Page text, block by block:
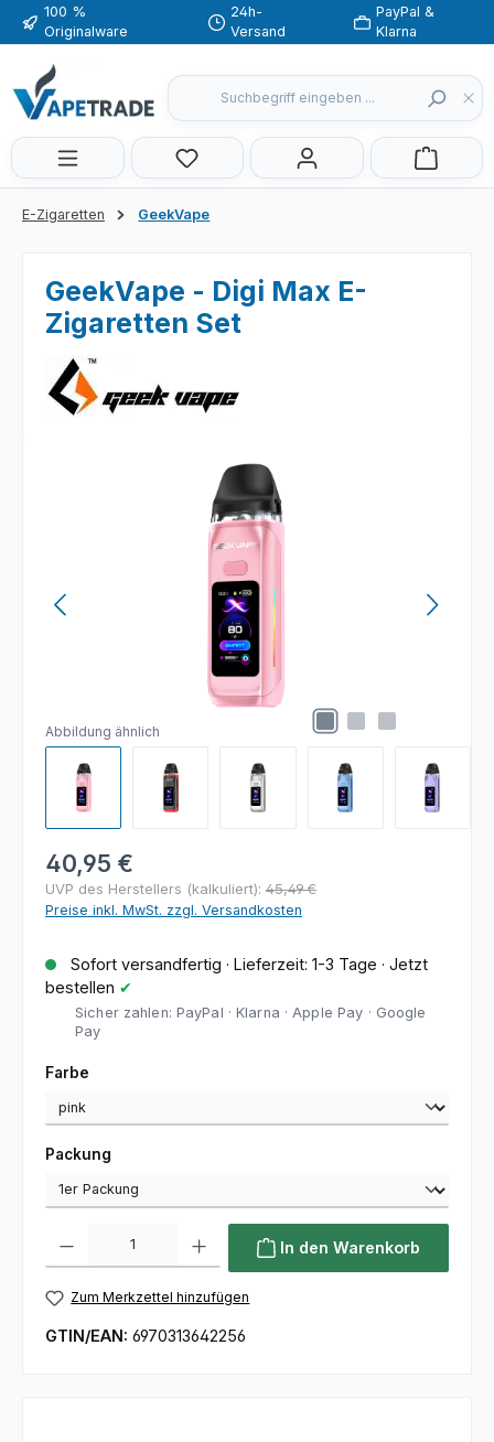
Zum Hauptinhalt springen
100 %
Originalware
24h-
Versand
PayPal &
Klarna
Du hast 0 Produkte auf dem
E-Zigaretten GeekVape
GeekVape - Digi Max E-
Zigaretten Set
Bildergalerie überspringen
Abbildung ähnlich
Regulärer Preis:
40,95 €
UVP des Herstellers (kalkuliert): 45,49 €
Preise inkl. MwSt. zzgl. Versandkosten
Sofort versandfertig · Lieferzeit: 1-3 Tage · Jetzt
bestellen ✔
Sicher zahlen: PayPal · Klarna · Apple Pay · Google
Pay
Farbe
Packung
In den Warenkorb
Zum Merkzettel hinzufügen
GTIN/EAN: 6970313642256